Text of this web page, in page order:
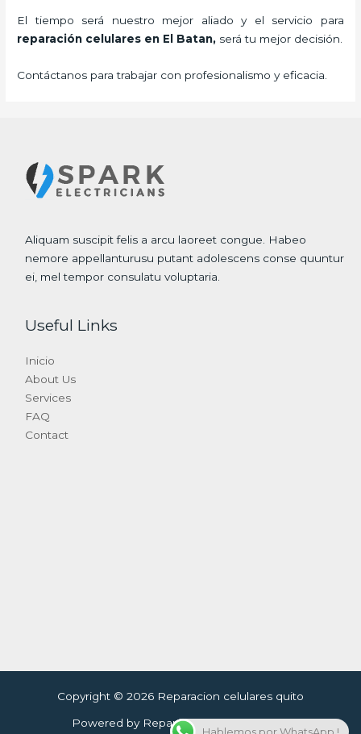
El tiempo será nuestro mejor aliado y el servicio para
reparación celulares en El Batan, será tu mejor decisión.
Contáctanos para trabajar con profesionalismo y eficacia.
Aliquam suscipit felis a arcu laoreet congue. Habeo
nemore appellanturusu putant adolescens conse quuntur
ei, mel tempor consulatu voluptaria.
Useful Links
Inicio
About Us
Services
FAQ
Contact
Copyright © 2026 Reparacion celulares quito
Powered by Reparacion celulares quito